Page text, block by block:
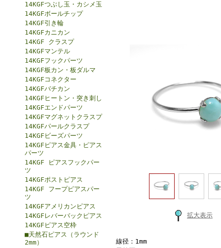
14KGFつぶし玉・カシメ玉
14KGFボールチップ
14KGF引き輪
14KGFカニカン
14KGF クラスプ
14KGFマンテル
14KGFフックパーツ
14KGF板カン・板ダルマ
14KGFコネクター
14KGFバチカン
14KGFヒートン・突き刺し
14KGFエンドパーツ
14KGFマグネットクラスプ
14KGFパールクラスプ
14KGFビーズパーツ
14KGFピアス金具・ピアス
パーツ
14KGF ピアスフックパー
ツ
14KGFポストピアス
14KGF フープピアスパー
ツ
14KGFアメリカンピアス
14KGFレバーバックピアス
14KGFピアス空枠
■天然石ピアス（ラウンド
2mm）
拡大表示
線径：1mm